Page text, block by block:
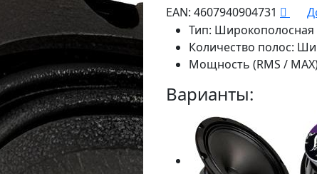
EAN: 4607940904731
Тип: Широкополосная
Количество полос:
Мощность (RMS /
Варианты: